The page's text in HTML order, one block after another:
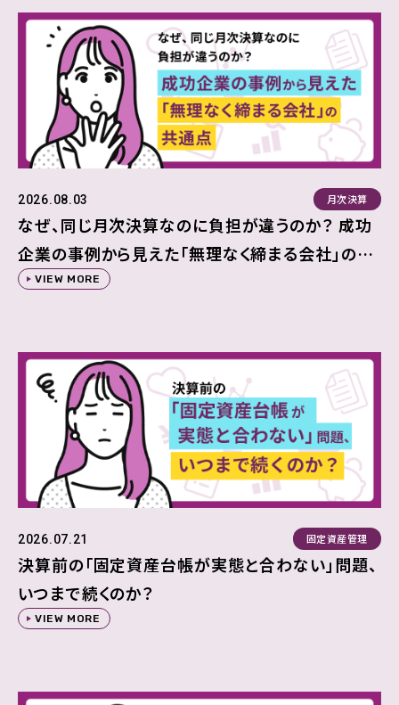
2026.08.03 月次決算
なぜ、同じ月次決算なのに負担が違うのか？ 成功
企業の事例から見えた「無理なく締まる会社」の共
通点VIEW MORE
2026.07.21 固定資産管理
決算前の「固定資産台帳が実態と合わない」問題、
いつまで続くのか？
VIEW MORE